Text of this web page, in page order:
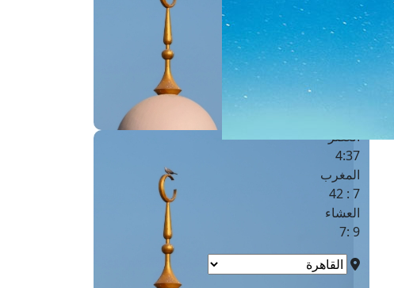
الفجر
4 :43
الشروق
العصر
4:37
المغرب
7 : 42
العشاء
9 :7